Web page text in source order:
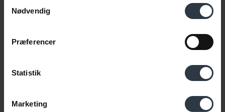
Nødvendig
Præferencer
Statistik
Marketing